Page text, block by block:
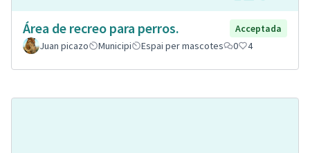
Área de recreo para perros.
Acceptada
Juan picazo
Municipi Espai per mascotes 0 4